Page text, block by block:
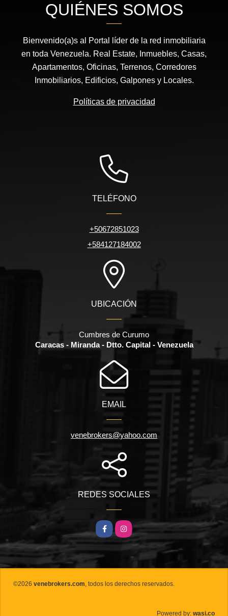
QUIÉNES SOMOS
Bienvenido(a)s al Portal líder de la red inmobiliaria
en toda Venezuela. Real Estate, Inmuebles, Casas,
Apartamentos, Oficinas, Terrenos, Corredores
Inmobiliarios, Edificios, Galpones y Locales.
Políticas de privacidad
TELÉFONO
+50672851023
+584127184002
UBICACIÓN
Cumbres de Curumo
Caracas - Miranda - Dtto. Capital - Venezuela
EMAIL
venebrokers@yahoo.com
REDES SOCIALES
FacebookInstagram
©2026 venebrokers.com, todos los derechos reservados.
Powered by: wasi.co